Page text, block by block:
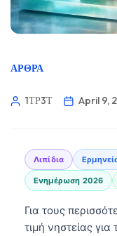
ΆΡΘΡΑ
1ΤΡ3Τ April 9,
Λιπίδια
Ενημέρωση 2026
Για τους
τιμή νηστείας για